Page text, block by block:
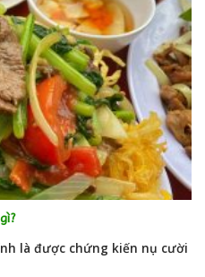
là được chứng kiến nụ cười